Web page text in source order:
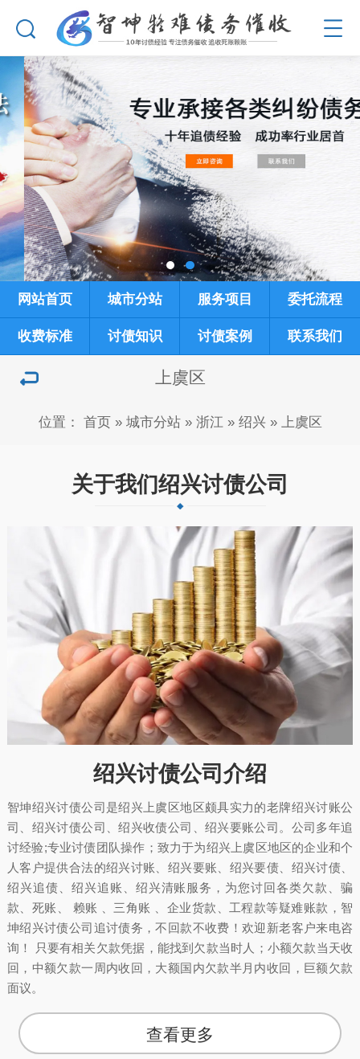
网站首页 城市分站 服务项目 委托流程
收费标准 讨债知识 讨债案例 联系我们
上虞区
位置： 首页 » 城市分站» 浙江» 绍兴» 上虞区
关于我们绍兴讨债公司
绍兴讨债公司介绍
智坤绍兴讨债公司是绍兴上虞区地区颇具实力的老牌绍兴讨账公
司、绍兴讨债公司、绍兴收债公司、绍兴要账公司。公司多年追
讨经验;专业讨债团队操作；致力于为绍兴上虞区地区的企业和个
人客户提供合法的绍兴讨账、绍兴要账、绍兴要债、绍兴讨债、
绍兴追债、绍兴追账、绍兴清账服务，为您讨回各类欠款、骗
款、死账、 赖账 、三角账 、企业货款、工程款等疑难账款，智
坤绍兴讨债公司追讨债务，不回款不收费！欢迎新老客户来电咨
询！ 只要有相关欠款凭据，能找到欠款当时人；小额欠款当天收
回，中额欠款一周内收回，大额国内欠款半月内收回，巨额欠款
面议。
查看更多